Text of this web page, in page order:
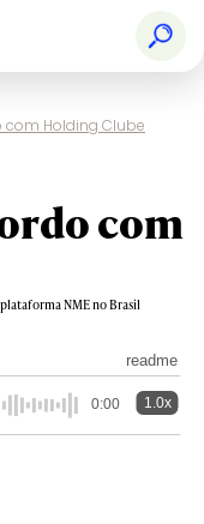
com Holding Clube
com
NME no Brasil
readme
0:00 1.0x